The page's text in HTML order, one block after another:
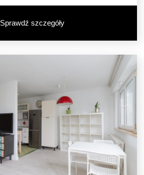
Sprawdź szczegóły